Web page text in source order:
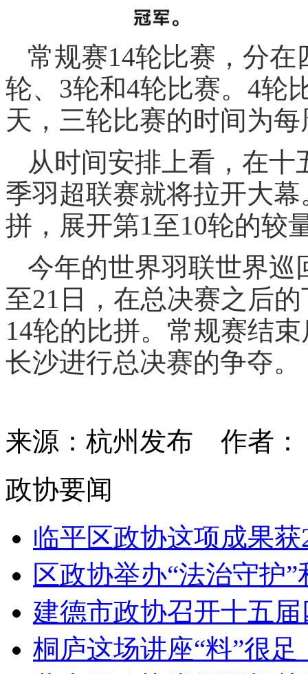
常规赛14轮比赛，分
轮、3轮和4轮比赛。4轮
天，三轮比赛的时间为
从时间安排上看，在
季羽超联赛就将拉开大
拼，展开第1至10轮的较
今年的世界羽联世界巡
至21日，在总决赛之后
14轮的比拼。常规赛结
长沙进行总决赛的争夺。
来源：杭州发布 作者
政协要闻
临平区政协这项成果获
区政协举办“法治守护”
建德市政协召开十五
桐庐这场讲座“料”很